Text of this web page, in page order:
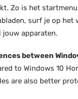
Zo is het
surf je op het
jouw apparaten.
between
to Windows 10
are also better